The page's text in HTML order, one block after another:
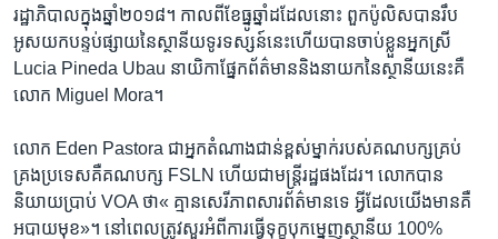
រដ្ឋាភិបាល​ក្នុង​ឆ្នាំ២០១៨។ កាលពី​ខែ​ធ្នូ​ឆ្នាំ​ដដែល​នោះ ពួកប៉ូលិស​បានរឹប​
អូស​យកបន្ទប់ផ្សាយ​នៃ​ស្ថានីយ​ទូរទស្សន៍​នេះហើយ​បាន​ចាប់​ខ្លួន​អ្នក​ស្រី
Lucia Pineda Ubau នាយិកា​ផ្នែក​ព័ត៌មាន​និង​នាយក​នៃ​ស្ថានីយ​នេះ​គឺ​
លោក Miguel Mora។
លោក Eden Pastora ជាអ្នក​តំណាងជាន់​ខ្ពស់​ម្នាក់​របស់​គណបក្ស​គ្រប់​
គ្រង​ប្រទេស​គឺ​គណបក្ស FSLN​ ហើយ​ជា​មន្ត្រី​រដ្ឋ​ផង​ដែរ។​ លោក​បាន​
និយាយ​ប្រាប់​ VOA ថា« គ្មានសេរីភាព​សារ​ព័ត៌មាន​ទេ ​អ្វី​ដែល​យើង​មាន​គឺ
អបាយ​មុខ»។​ នៅ​ពេល​ត្រូវ​សួរ​អំពី​ការ​ធ្វើ​ទុក្ខ​បុក​ម្នេញស្ថានីយ​ 100%